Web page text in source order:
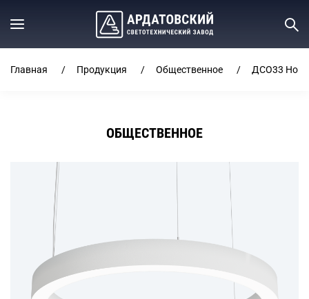
Главная Продукция Общественное ДСО33
ОБЩЕСТВЕННОЕ